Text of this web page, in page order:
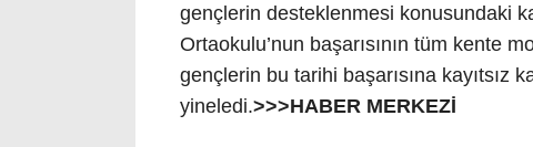
gençlerin desteklenmesi konusundaki
Ortaokulu’nun başarısının tüm kente
gençlerin bu tarihi başarısına kayıtsız
yineledi.>>>HABER MERKEZİ